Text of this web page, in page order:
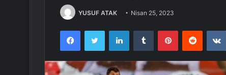
YUSUF ATAK Nisan 25, 2023
FacebookTwitter LinkedInTumblr PinterestReddit